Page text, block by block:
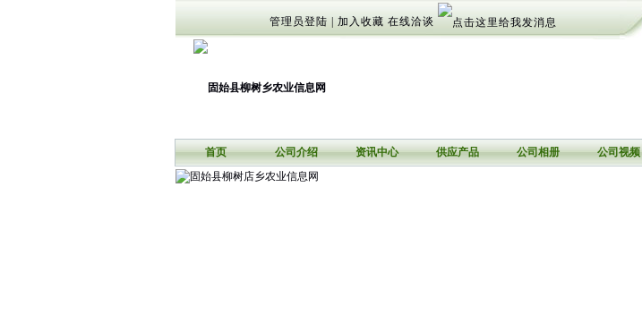
管理员登陆 加入收藏 在线洽谈
首页 公司介绍 资讯中心 供应产品 公司相册 公司视频